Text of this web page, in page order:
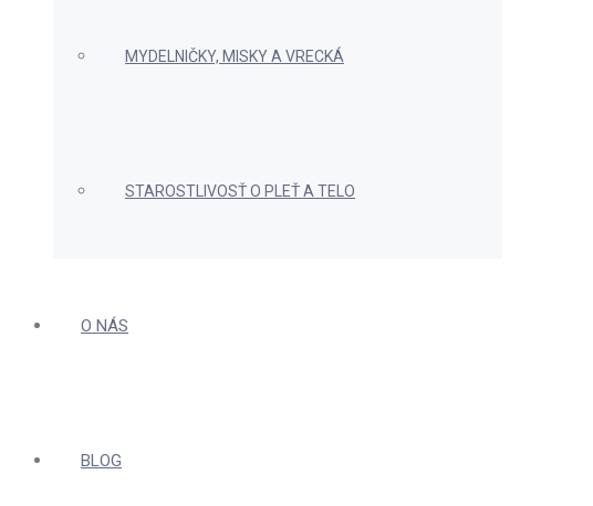
MYDELNIČKY, MISKY A VRECKÁ
STAROSTLIVOSŤ O PLEŤ A TELO
O NÁS
BLOG